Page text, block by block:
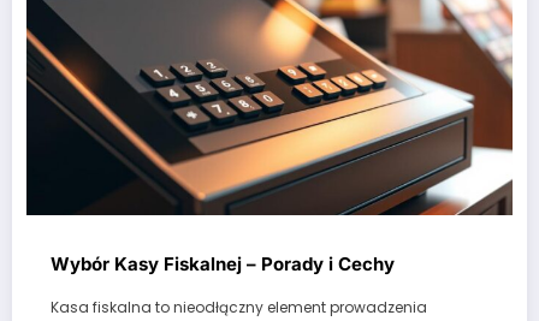
Wybór Kasy Fiskalnej – Porady i Cechy
Kasa fiskalna to nieodłączny element prowadzenia